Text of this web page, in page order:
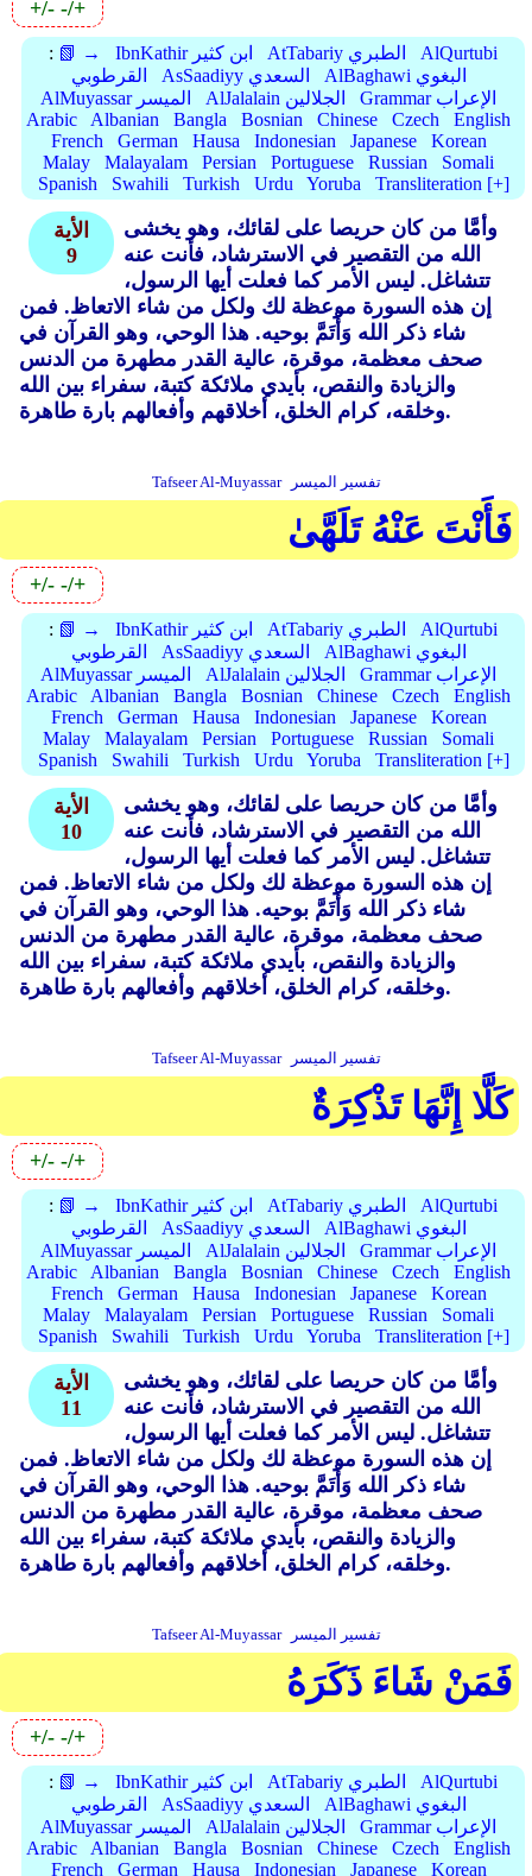
+/- -/+
: 📗 → IbnKathir ابن كثير AtTabariy الطبري
AlQurtubi
القرطوبي
AsSaadiyy السعدي
AlBaghawi البغوي
AlMuyassar الميسر
AlJalalain الجلالين
Grammar الإعراب
Arabic
Albanian Bangla Bosnian Chinese Czech
English
French
German Hausa Indonesian Japanese
Korean
Malay
Malayalam Persian Portuguese Russian
Somali
Spanish
Swahili Turkish Urdu Yoruba Transliteration [+]
الأية
9
وأمَّا من كان حريصا على لقائك، وهو يخشى
الله من التقصير في الاسترشاد، فأنت عنه
تتشاغل. ليس الأمر كما فعلت أيها الرسول،
إن هذه السورة موعظة لك ولكل من شاء الاتعاظ. فمن
شاء ذكر الله وَأْتَمَّ بوحيه. هذا الوحي، وهو القرآن في
صحف معظمة، موقرة، عالية القدر مطهرة من الدنس
والزيادة والنقص، بأيدي ملائكة كتبة، سفراء بين الله
وخلقه، كرام الخلق، أخلاقهم وأفعالهم بارة طاهرة.
Tafseer Al-Muyassar تفسير الميسر
فَأَنْتَ عَنْهُ تَلَهَّىٰ
+/- -/+
: 📗 → IbnKathir ابن كثير AtTabariy الطبري
AlQurtubi
القرطوبي
AsSaadiyy السعدي
AlBaghawi البغوي
AlMuyassar الميسر
AlJalalain الجلالين
Grammar الإعراب
Arabic
Albanian Bangla Bosnian Chinese Czech
English
French
German Hausa Indonesian Japanese
Korean
Malay
Malayalam Persian Portuguese Russian
Somali
Spanish
Swahili Turkish Urdu Yoruba Transliteration [+]
الأية
10
وأمَّا من كان حريصا على لقائك، وهو يخشى
الله من التقصير في الاسترشاد، فأنت عنه
تتشاغل. ليس الأمر كما فعلت أيها الرسول،
إن هذه السورة موعظة لك ولكل من شاء الاتعاظ. فمن
شاء ذكر الله وَأْتَمَّ بوحيه. هذا الوحي، وهو القرآن في
صحف معظمة، موقرة، عالية القدر مطهرة من الدنس
والزيادة والنقص، بأيدي ملائكة كتبة، سفراء بين الله
وخلقه، كرام الخلق، أخلاقهم وأفعالهم بارة طاهرة.
Tafseer Al-Muyassar تفسير الميسر
كَلَّا إِنَّهَا تَذْكِرَةٌ
+/- -/+
: 📗 → IbnKathir ابن كثير AtTabariy الطبري
AlQurtubi
القرطوبي
AsSaadiyy السعدي
AlBaghawi البغوي
AlMuyassar الميسر
AlJalalain الجلالين
Grammar الإعراب
Arabic
Albanian Bangla Bosnian Chinese Czech
English
French
German Hausa Indonesian Japanese
Korean
Malay
Malayalam Persian Portuguese Russian
Somali
Spanish
Swahili Turkish Urdu Yoruba Transliteration [+]
الأية
11
وأمَّا من كان حريصا على لقائك، وهو يخشى
الله من التقصير في الاسترشاد، فأنت عنه
تتشاغل. ليس الأمر كما فعلت أيها الرسول،
إن هذه السورة موعظة لك ولكل من شاء الاتعاظ. فمن
شاء ذكر الله وَأْتَمَّ بوحيه. هذا الوحي، وهو القرآن في
صحف معظمة، موقرة، عالية القدر مطهرة من الدنس
والزيادة والنقص، بأيدي ملائكة كتبة، سفراء بين الله
وخلقه، كرام الخلق، أخلاقهم وأفعالهم بارة طاهرة.
Tafseer Al-Muyassar تفسير الميسر
فَمَنْ شَاءَ ذَكَرَهُ
+/- -/+
: 📗 → IbnKathir ابن كثير AtTabariy الطبري
AlQurtubi
القرطوبي
AsSaadiyy السعدي
AlBaghawi البغوي
AlMuyassar الميسر
AlJalalain الجلالين
Grammar الإعراب
Arabic
Albanian Bangla Bosnian Chinese Czech
English
French
German Hausa Indonesian Japanese
Korean